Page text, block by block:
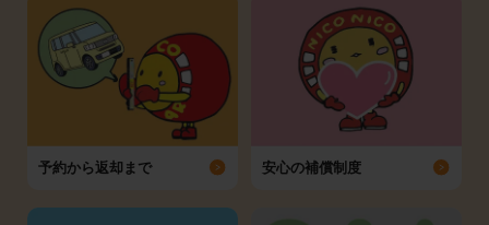
予約から返却まで 安心の補償制度